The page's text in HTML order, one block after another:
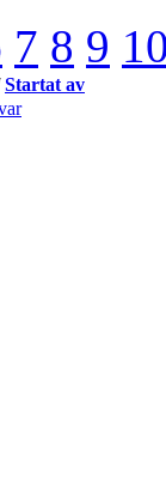
7 8 9
Startat av